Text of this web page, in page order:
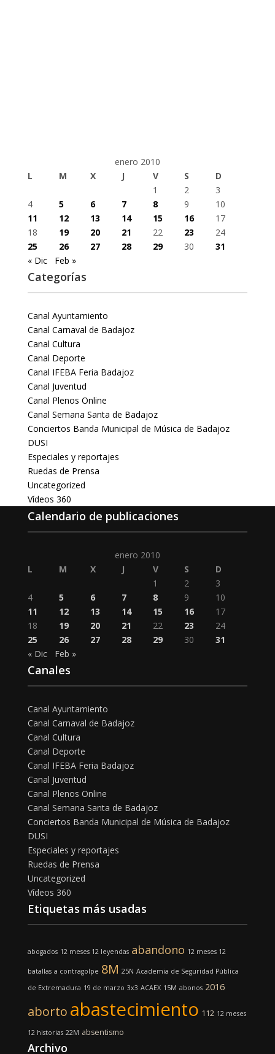
enero 2010
L
M X J V S
D
1
2
3
4
5 6 7 8 9
10
11
12 13 14 15 16
17
18
19 20 21 22 23
24
25
26 27 28 29 30
31
« Dic
Feb »
Categorías
Canal Ayuntamiento
Canal Carnaval de Badajoz
Canal Cultura
Canal Deporte
Canal IFEBA Feria Badajoz
Canal Juventud
Canal Plenos Online
Canal Semana Santa de Badajoz
Conciertos Banda Municipal de Música de Badajoz
DUSI
Especiales y reportajes
Ruedas de Prensa
Uncategorized
Vídeos 360
Calendario de publicaciones
enero 2010
L
M X J V S
D
1
2
3
4
5 6 7 8 9
10
11
12 13 14 15 16
17
18
19 20 21 22 23
24
25
26 27 28 29 30
31
« Dic
Feb »
Canales
Canal Ayuntamiento
Canal Carnaval de Badajoz
Canal Cultura
Canal Deporte
Canal IFEBA Feria Badajoz
Canal Juventud
Canal Plenos Online
Canal Semana Santa de Badajoz
Conciertos Banda Municipal de Música de Badajoz
DUSI
Especiales y reportajes
Ruedas de Prensa
Uncategorized
Vídeos 360
Etiquetas más usadas
abogados 12 meses 12 leyendas abandono 12 meses 12
batallas a contragolpe 8M 25N Academia de Seguridad Pública
de Extremadura 19 de marzo 3x3 ACAEX 15M abonos 2016
aborto abastecimiento 112 12 meses
12 historias 22M absentismo
Archivo